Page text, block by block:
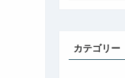
カテゴリー